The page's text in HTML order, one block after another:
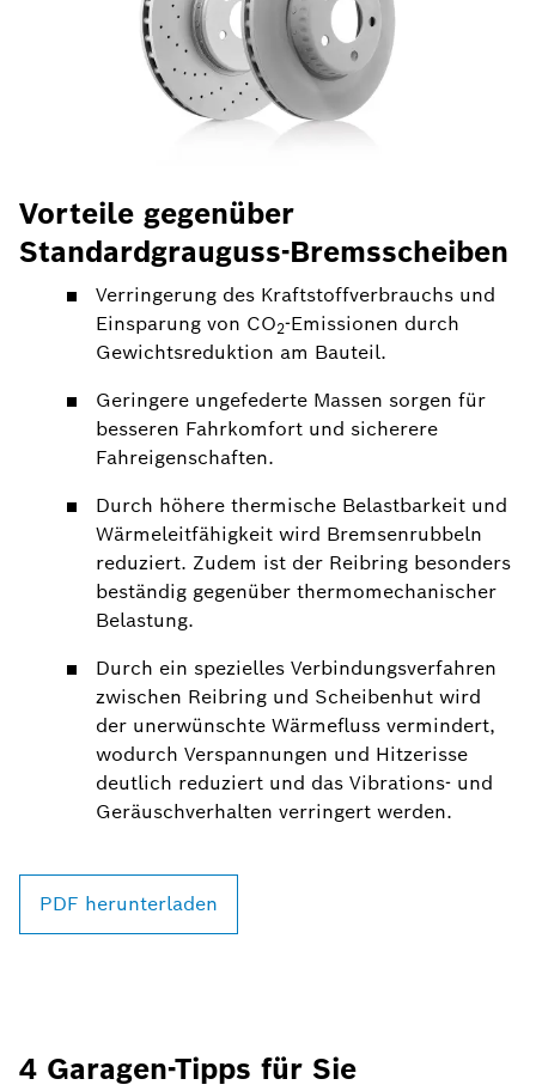
Vorteile gegenüber
Standardgrauguss-Bremsscheiben
Verringerung des Kraftstoffverbrauchs und
Einsparung von CO2-Emissionen durch
Gewichtsreduktion am Bauteil.
Geringere ungefederte Massen sorgen für
besseren Fahrkomfort und sicherere
Fahreigenschaften.
Durch höhere thermische Belastbarkeit und
Wärmeleitfähigkeit wird Bremsenrubbeln
reduziert. Zudem ist der Reibring besonders
beständig gegenüber thermomechanischer
Belastung.
Durch ein spezielles Verbindungsverfahren
zwischen Reibring und Scheibenhut wird
der unerwünschte Wärmefluss vermindert,
wodurch Verspannungen und Hitzerisse
deutlich reduziert und das Vibrations- und
Geräuschverhalten verringert werden.
PDF herunterladen
4 Garagen-Tipps für Sie